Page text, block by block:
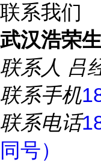
联系我们
武汉浩荣
联系人 吕
联系手机
联系电话
同号）